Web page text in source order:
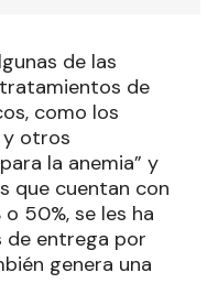
de las
de
como los
y otros
la anemia” y
que cuentan con
50%, se les ha
de entrega por
genera una